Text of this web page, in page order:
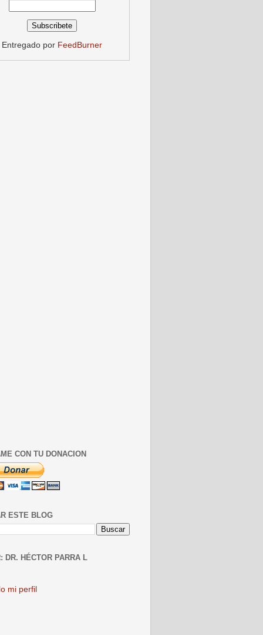
Entregado por FeedBurner
CON TU DONACION
ESTE BLOG
DR. HÉCTOR PARRA L
mi perfil